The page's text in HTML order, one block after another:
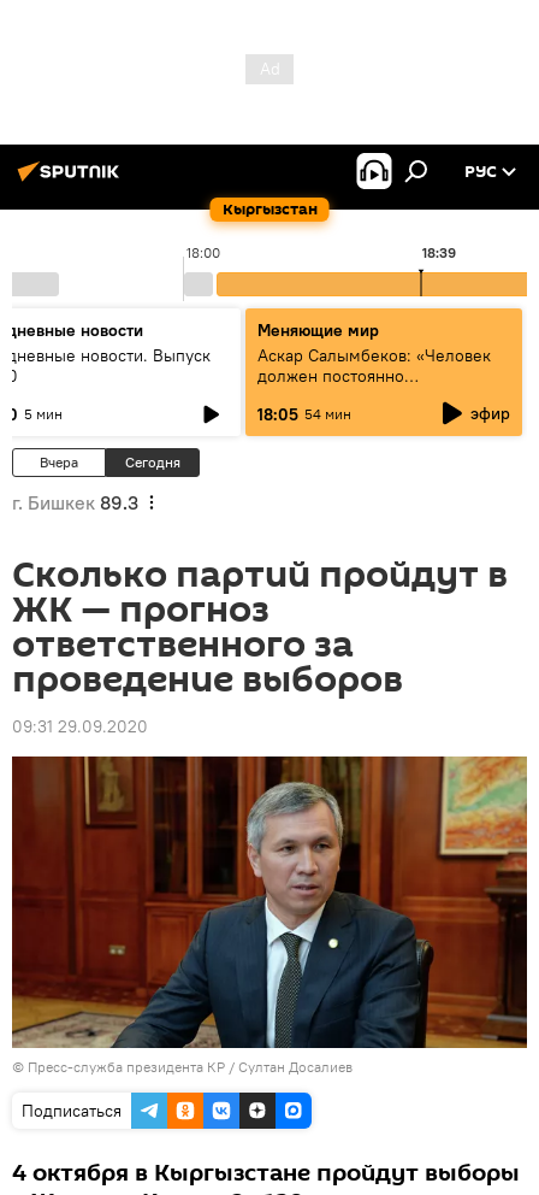
Кыргызстан
РУС
18:00 18:39
новости
новости. Выпуск
5 мин
Меняющие мир
Аскар Салымбеков: «Человек
должен постоянно
18:05 54 мин эфир
Вчера Сегодня
г. Бишкек 89.3
Сколько партий пройдут в
ЖК — прогноз
ответственного за
проведение выборов
09:31 29.09.2020
© Пресс-служба президента КР / Султан Досалиев
Подписаться
4 октября в Кыргызстане пройдут выборы